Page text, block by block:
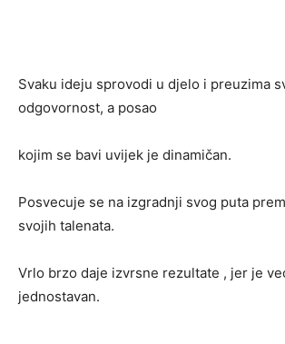
Svaku ideju sprovodi u djelo i preuzima
odgovornost, a posao
kojim se bavi uvijek je dinamičan.
Posvecuje se na izgradnji svog puta
svojih talenata.
Vrlo brzo daje izvrsne rezultate , jer je
jednostavan.